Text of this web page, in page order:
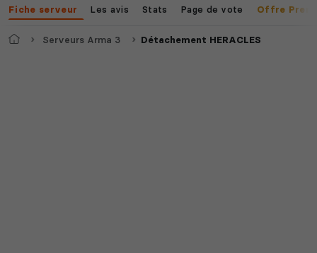
Fiche serveur Les avis Stats Page de vote Offre
AccueilServeurs Arma 3 Détachement HERACLES